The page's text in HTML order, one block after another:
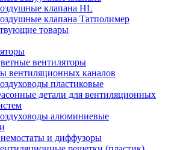
клапана HL
клапана Татполимер
товары
вентиляторы
вентиляционных каналов
пластиковые
детали для вентиляционных
алюминиевые
и диффузоры